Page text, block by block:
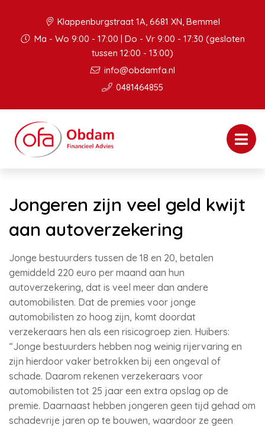
Klappenburgstraat 1A, 6681 XN, Bemmel
Ma - Wo 9:00 - 17:00 | Do - Vr 9:00 - 17:30 (gesloten
tussen 12:00 - 13:00)
info@obdamfa.nl
0481464855
Jongeren zijn veel geld kwijt
aan autoverzekering
Jonge bestuurders tussen de 18 en 20, betalen
gemiddeld 220 euro per maand aan hun
autoverzekering, dat is veel meer dan andere
automobilisten. Dat de premies voor jonge
automobilisten zo hoog zijn, komt doordat
verzekeraars hen als een risicogroep zien. Huibers:
“Jonge bestuurders hebben nog weinig rijervaring en
zijn hierdoor vaker betrokken bij een ongeval of
schade. Daarom rekenen verzekeraars voor
automobilisten tot 25 jaar een extra opslag op de
premie. Daarnaast hebben jongeren geen tijd gehad om
schadevrije jaren op te bouwen, waardoor ze geen